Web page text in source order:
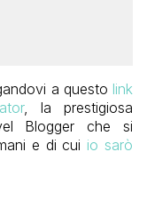
a questo link
, la prestigiosa
Blogger che si
e di cui io sarò